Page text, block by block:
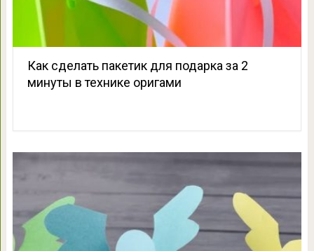
Как сделать пакетик для подарка за 2
минуты в технике оригами